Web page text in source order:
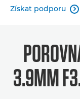
Získat podporu 
3.9MM